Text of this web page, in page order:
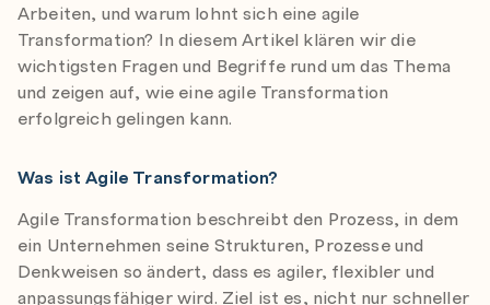
Arbeiten, und warum lohnt sich eine agile
Transformation? In diesem Artikel klären wir die
wichtigsten Fragen und Begriffe rund um das Thema
und zeigen auf, wie eine agile Transformation
erfolgreich gelingen kann.
Was ist Agile Transformation?
Agile Transformation beschreibt den Prozess, in dem
ein Unternehmen seine Strukturen, Prozesse und
Denkweisen so ändert, dass es agiler, flexibler und
anpassungsfähiger wird. Ziel ist es, nicht nur schneller